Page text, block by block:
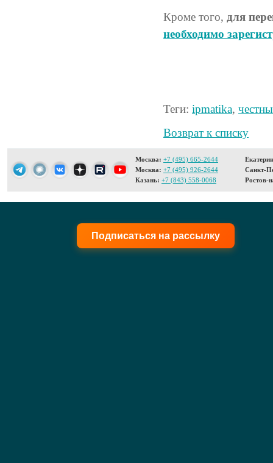
Кроме того, для
необходимо
Теги: ipmatika,
Возврат к списку
Москва: +7 (495) 665-2644
Москва: +7 (495) 926-2644
Казань: +7 (843) 558-0068
Санкт-
Ростов-
Подписаться на рассылку